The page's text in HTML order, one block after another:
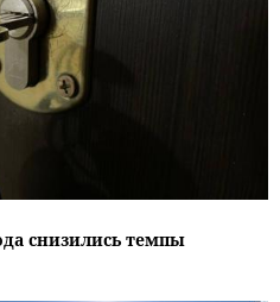
снизились темпы